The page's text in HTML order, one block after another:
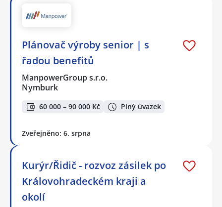
Plánovač výroby senior | s
řadou benefitů
ManpowerGroup s.r.o.
Nymburk
60 000 – 90 000 Kč Plný úvazek
Zveřejněno: 6. srpna
Kurýr/Řidič - rozvoz zásilek po
Královohradeckém kraji a
okolí